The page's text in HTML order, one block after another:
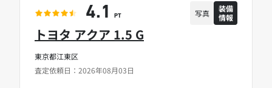
東京都江東区
査定依頼日：2026年08月03日
トヨタ アクア 1.5 G
4.1 PT 写真
装備
情報